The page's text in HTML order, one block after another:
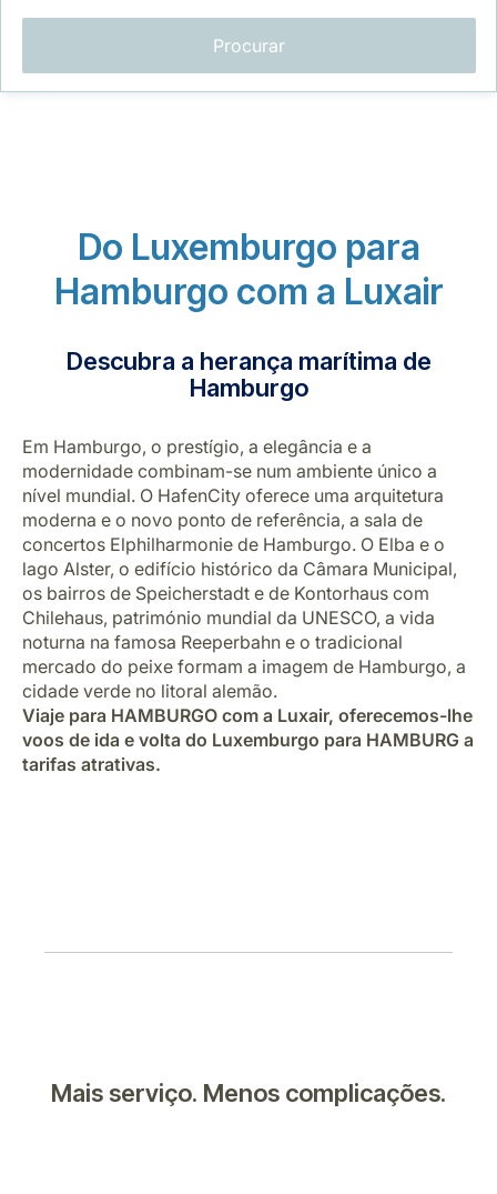
Carreiras na Luxair
Procurar
Do Luxemburgo para
Hamburgo com a Luxair
Descubra a herança marítima de
Hamburgo
Em Hamburgo, o prestígio, a elegância e a
modernidade combinam-se num ambiente único a
nível mundial. O HafenCity oferece uma arquitetura
moderna e o novo ponto de referência, a sala de
concertos Elphilharmonie de Hamburgo. O Elba e o
lago Alster, o edifício histórico da Câmara Municipal,
os bairros de Speicherstadt e de Kontorhaus com
Chilehaus, património mundial da UNESCO, a vida
noturna na famosa Reeperbahn e o tradicional
mercado do peixe formam a imagem de Hamburgo, a
cidade verde no litoral alemão.
Viaje para HAMBURGO com a Luxair, oferecemos-lhe
voos de ida e volta do Luxemburgo para HAMBURG a
tarifas atrativas.
Mais serviço. Menos complicações.